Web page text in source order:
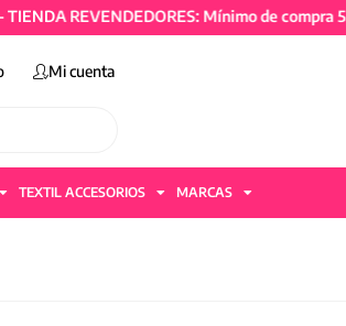
REVENDEDORES: Mínimo de compra
Mi cuenta
TEXTIL ACCESORIOS MARCAS